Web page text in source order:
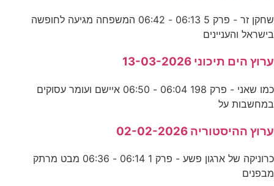
שחקן זר - פרק 5 06:13 - 06:42 המשפחה מגיעה לחופשה
בישראל והעניינים
ערוץ הים תיכוני 13-03-2026
כמו שאני - פרק 198 06:04 - 06:50 איישם ועומר עסוקים
במחשבות על
ערוץ ההיסטוריה 02-02-2026
כרוניקה של ארגון פשע - פרק 1 06:14 - 06:36 מבט מרתק
מבפנים